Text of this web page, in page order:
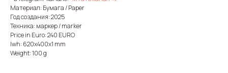
Материал: Бумага / Paper
Год создания: 2025
Техника: маркер / marker
Price in Euro: 240 EURO
lwh: 620x400x1 mm
Weight: 100 g